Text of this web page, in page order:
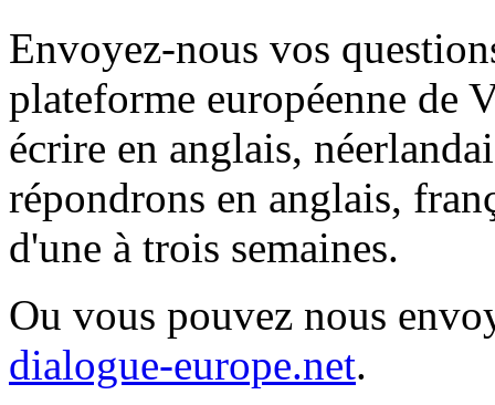
Envoyez-nous vos
plateforme européenne de
écrire en anglais,
répondrons en anglais,
d'une à trois semaines.
Ou vous pouvez nous
dialogue-europe.net.